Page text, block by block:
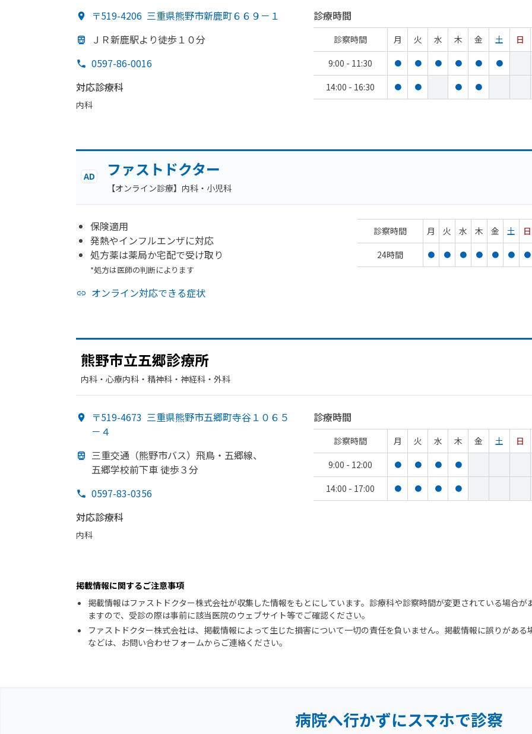
〒519-4206 三重県熊野市新鹿町６６９－１
ＪＲ新鹿駅より徒歩１０分
0597-86-0016
対応診療科
内科
診療時間
診察時間 月 火 水 木 金 土
日
9:00 - 11:30
● ● ● ● ● ●
14:00 - 16:30 ● ● ● ●
AD ファストドクター
【オンライン診療】内科・小児科
保険適用
発熱やインフルエンザに対応
処方薬は薬局か宅配で受け取り
*処方は医師の判断によります
オンライン対応できる症状
診察時間 月 火 水 木 金 土
日
24時間
● ● ● ● ● ● ●
熊野市立五郷診療所
内科・​心療内科・​精神科・神経科・​外科
〒519-4673 三重県熊野市五郷町寺谷１０６５
－４
三重交通 （熊野市バス） 飛鳥・五郷線、
五郷学校前下車 徒歩３分
0597-83-0356
対応診療科
内科
診療時間
診察時間 月 火 水 木 金 土
日
9:00 - 12:00
● ● ● ●
14:00 - 17:00 ● ● ● ●
掲載情報に関するご注意事項
掲載情報はファストドクター株式会社が収集した情報をもとにしています。診療科や診察時間が変更されている場合が
ますので、受診の際は事前に該当医院のウェブサイト等でご確認ください。
ファストドクター株式会社は、掲載情報によって生じた損害について一切の責任を負いません。掲載情報に誤りがある
などは、お問い合わせフォームからご連絡ください。
病院へ行かずにスマホで診察